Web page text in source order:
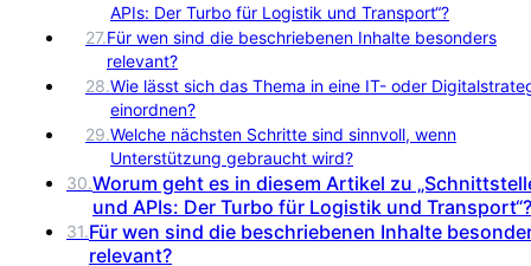
APIs: Der Turbo für Logistik und Transport“?
27.Für wen sind die beschriebenen Inhalte besonders
relevant?
28.Wie lässt sich das Thema in eine IT- oder
einordnen?
29.Welche nächsten Schritte sind sinnvoll, wenn
Unterstützung gebraucht wird?
30.Worum geht es in diesem Artikel zu
und APIs: Der Turbo für Logistik und Transport“?
31.Für wen sind die beschriebenen Inhalte
relevant?